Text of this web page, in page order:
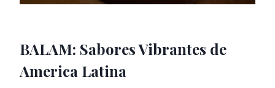
BALAM: Sabores Vibrantes de
America Latina